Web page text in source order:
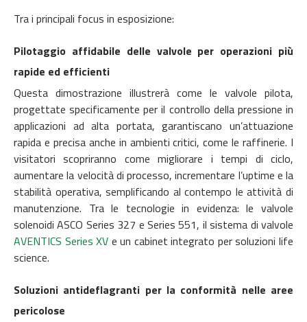
Tra i principali focus in esposizione:
Pilotaggio affidabile delle valvole per operazioni più
rapide ed efficienti
Questa dimostrazione illustrerà come le valvole pilota,
progettate specificamente per il controllo della pressione in
applicazioni ad alta portata, garantiscano un’attuazione
rapida e precisa anche in ambienti critici, come le raffinerie. I
visitatori scopriranno come migliorare i tempi di ciclo,
aumentare la velocità di processo, incrementare l’uptime e la
stabilità operativa, semplificando al contempo le attività di
manutenzione. Tra le tecnologie in evidenza: le valvole
solenoidi ASCO Series 327 e Series 551, il sistema di valvole
AVENTICS Series XV e un cabinet integrato per soluzioni life
science.
Soluzioni antideflagranti per la conformità nelle aree
pericolose